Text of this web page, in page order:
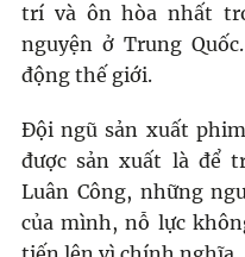
trí và ôn hòa nhất
nguyện ở Trung
động thế giới.
Đội ngũ sản xuất
được sản xuất là để
Luân Công, những
của mình, nỗ lực